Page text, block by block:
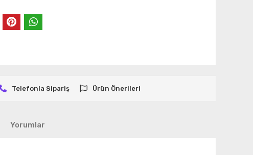
Telefonla Sipariş Ürün Önerileri
Yorumlar